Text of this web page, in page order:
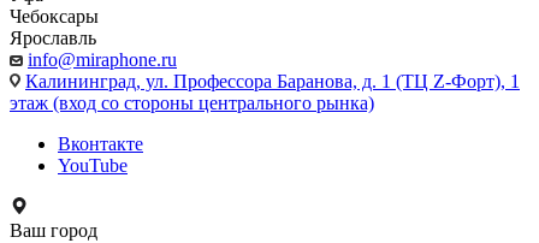
Чебоксары
Ярославль
info@miraphone.ru
Калининград, ул. Профессора Баранова, д. 1 (ТЦ Z-Форт), 1
этаж (вход со стороны центрального рынка)
Вконтакте
YouTube
Ваш город